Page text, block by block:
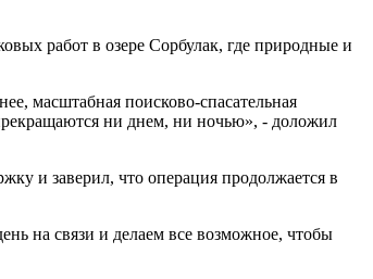
работ в озере Сорбулак, где природные и
масштабная поисково-спасательная
ни днем, ни ночью», - доложил
и заверил, что операция продолжается в
на связи и делаем все возможное, чтобы